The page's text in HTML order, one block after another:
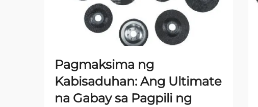
Pagmaksima ng
Kabisaduhan: Ang Ultimate
na Gabay sa Pagpili ng